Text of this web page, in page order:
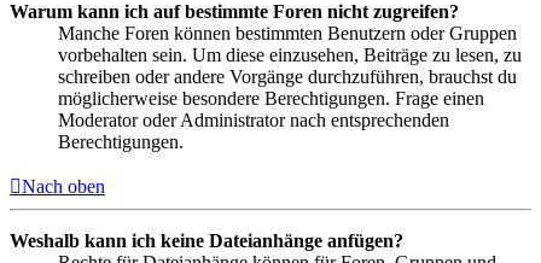
Warum kann ich auf bestimmte Foren nicht zugreifen?
Manche Foren können bestimmten Benutzern oder Gruppen
vorbehalten sein. Um diese einzusehen, Beiträge zu lesen, zu
schreiben oder andere Vorgänge durchzuführen, brauchst du
möglicherweise besondere Berechtigungen. Frage einen
Moderator oder Administrator nach entsprechenden
Berechtigungen.
Nach oben
Weshalb kann ich keine Dateianhänge anfügen?